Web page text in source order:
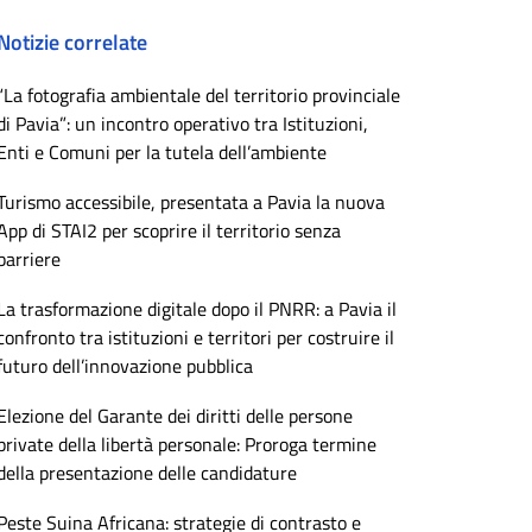
correlate
fotografia ambientale del territorio provinciale
Pavia”: un incontro operativo tra Istituzioni,
e Comuni per la tutela dell’ambiente
accessibile, presentata a Pavia la nuova
di STAI2 per scoprire il territorio senza
trasformazione digitale dopo il PNRR: a Pavia il
tra istituzioni e territori per costruire il
dell’innovazione pubblica
del Garante dei diritti delle persone
della libertà personale: Proroga termine
presentazione delle candidature
Suina Africana: strategie di contrasto e